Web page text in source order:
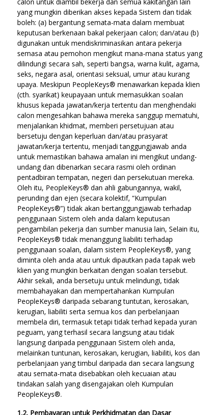
calon untuk diambil bekerja dan semua kakitangan lain
yang mungkin diberikan akses kepada Sistem dan tidak
boleh: (a) bergantung semata-mata dalam membuat
keputusan berkenaan bakal pekerjaan calon; dan/atau (b)
digunakan untuk mendiskriminasikan antara pekerja
semasa atau pemohon mengikut mana-mana status yang
dilindungi secara sah, seperti bangsa, warna kulit, agama,
seks, negara asal, orientasi seksual, umur atau kurang
upaya. Meskipun PeopleKeys® menawarkan kepada klien
(cth. syarikat) keupayaan untuk memasukkan soalan
khusus kepada jawatan/kerja tertentu dan menghendaki
calon mengesahkan bahawa mereka sanggup mematuhi,
menjalankan khidmat, memberi persetujuan atau
bersetuju dengan keperluan dan/atau prasyarat
jawatan/kerja tertentu, menjadi tanggungjawab anda
untuk memastikan bahawa amalan ini mengikut undang-
undang dan dibenarkan secara rasmi oleh ordinan
pentadbiran tempatan, negeri dan persekutuan mereka.
Oleh itu, PeopleKeys® dan ahli gabungannya, wakil,
perunding dan ejen (secara kolektif, “Kumpulan
PeopleKeys®”) tidak akan bertanggungjawab terhadap
penggunaan Sistem oleh anda dalam keputusan
pengambilan pekerja dan sumber manusia lain, Selain itu,
PeopleKeys® tidak menanggung liabiliti terhadap
penggunaan soalan, dalam sistem PeopleKeys®, yang
diminta oleh anda atau untuk dipautkan pada tapak web
klien yang mungkin berkaitan dengan soalan tersebut.
Akhir sekali, anda bersetuju untuk melindungi, tidak
membahayakan dan mempertahankan Kumpulan
PeopleKeys® daripada sebarang tuntutan, kerosakan,
kerugian, liabiliti serta semua kos dan perbelanjaan
membela diri, termasuk tetapi tidak terhad kepada yuran
peguam, yang terhasil secara langsung atau tidak
langsung daripada penggunaan Sistem oleh anda,
melainkan tuntunan, kerosakan, kerugian, liabiliti, kos dan
perbelanjaan yang timbul daripada dan secara langsung
atau semata-mata disebabkan oleh kecuaian atau
tindakan salah yang disengajakan oleh Kumpulan
PeopleKeys®.
1.2. Pembayaran untuk Perkhidmatan dan Dasar